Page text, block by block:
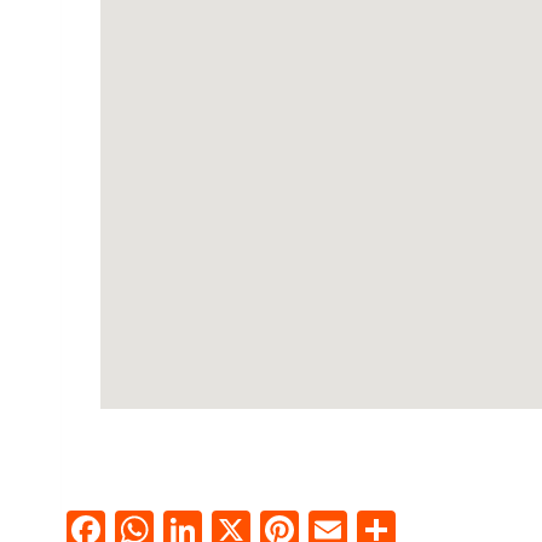
Facebook
WhatsApp
LinkedIn
X Pinterest
Email